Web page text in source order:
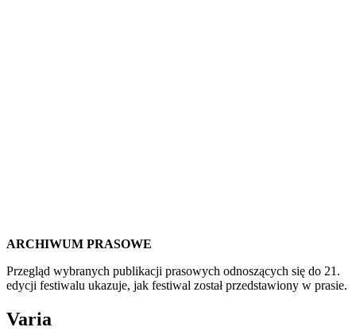
ARCHIWUM PRASOWE
Przegląd wybranych publikacji prasowych odnoszących się do 21.
edycji festiwalu ukazuje, jak festiwal został przedstawiony w prasie.
Varia